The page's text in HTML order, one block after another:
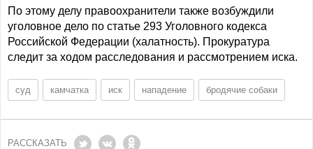
По этому делу правоохранители также возбуждили
уголовное дело по статье 293 Уголовного кодекса
Российской Федерации (халатность). Прокуратура
следит за ходом расследования и рассмотрением иска.
суд камчатка иск нападение бродячие собаки
РАССКАЗАТЬ